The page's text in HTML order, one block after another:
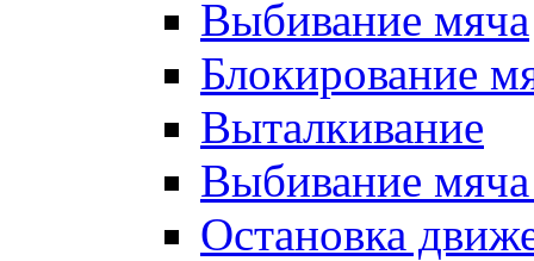
Выбивание мяча
Блокирование
Выталкивание
Выбивание
Остановка